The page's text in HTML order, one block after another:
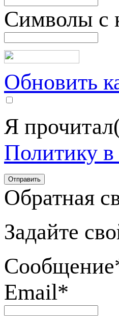
Символы с
Обновить
Я
Политику
Обратная
Задайте
Сообщение
Email*